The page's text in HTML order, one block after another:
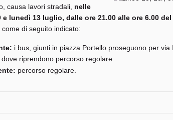
causa lavori stradali, nelle
lunedì 13 luglio, dalle ore 21.00 alle ore 6.00
di seguito indicato:
i bus, giunti in piazza Portello proseguono per
riprendono percorso regolare.
percorso regolare.